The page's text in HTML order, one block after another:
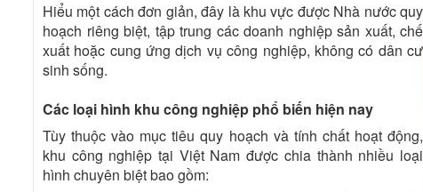
Hiểu một cách đơn giản, đây là khu vực được Nhà nước quy
hoạch riêng biệt, tập trung các doanh nghiệp sản xuất, chế
xuất hoặc cung ứng dịch vụ công nghiệp, không có dân cư
sinh sống.
Các loại hình khu công nghiệp phổ biến hiện nay
Tùy thuộc vào mục tiêu quy hoạch và tính chất hoạt động,
khu công nghiệp tại Việt Nam được chia thành nhiều loại
hình chuyên biệt bao gồm: